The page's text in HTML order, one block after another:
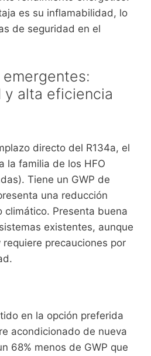
es su inflamabilidad, lo
de seguridad en el
y alta eficiencia
directo del R134a, el
la familia de los HFO
Tiene un GWP de
una reducción
climático. Presenta buena
existentes, aunque
precauciones por
en la opción preferida
acondicionado de nueva
68% menos de GWP que